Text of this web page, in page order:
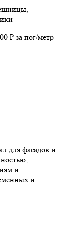
₽ за пог/метр
для фасадов и
и
и